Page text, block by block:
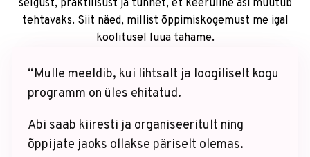
selgust, praktilisust ja tunnet, et keeruline asi muutub
tehtavaks. Siit näed, millist õppimiskogemust me igal
koolitusel luua tahame.
“Mulle meeldib, kui lihtsalt ja loogiliselt kogu
programm on üles ehitatud.
Abi saab kiiresti ja organiseeritult ning
õppijate jaoks ollakse päriselt olemas.